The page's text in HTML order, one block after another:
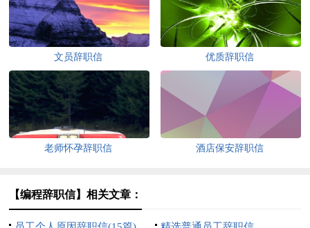
文员辞职信 优质辞职信
老师怀孕辞职信 酒店保安辞职信
【编程辞职信】相关文章：